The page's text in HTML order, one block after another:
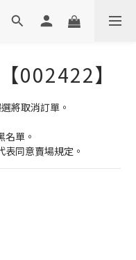
002422】
將取消訂單。
單。
同意賣場規定。